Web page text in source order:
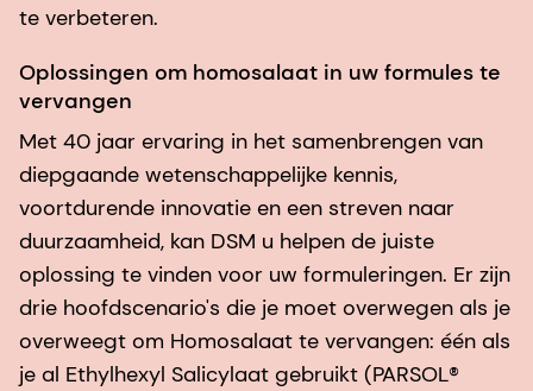
te verbeteren.
Oplossingen om homosalaat in uw formules te
vervangen
Met 40 jaar ervaring in het samenbrengen van
diepgaande wetenschappelijke kennis,
voortdurende innovatie en een streven naar
duurzaamheid, kan DSM u helpen de juiste
oplossing te vinden voor uw formuleringen. Er zijn
drie hoofdscenario's die je moet overwegen als je
overweegt om Homosalaat te vervangen: één als
je al Ethylhexyl Salicylaat gebruikt (PARSOL®